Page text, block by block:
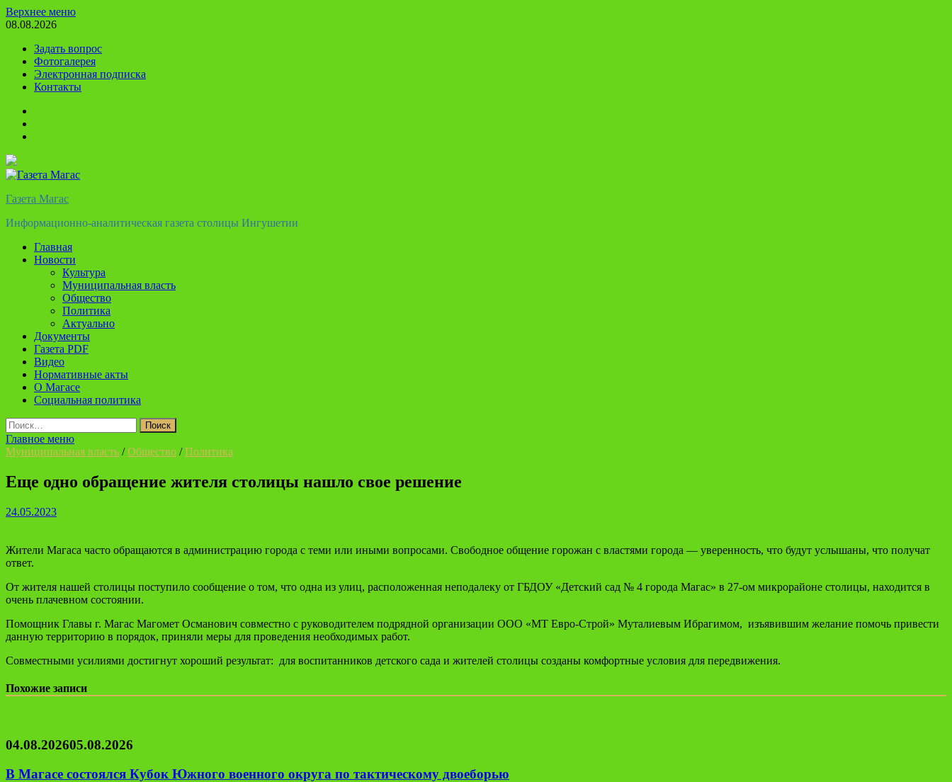
Перейти
к
Верхнее меню
08.08.2026
Задать вопрос
Фотогалерея
Электронная подписка
Контакты
Газета Магас
Информационно-аналитическая газета столицы Ингушетии
Главная
Новости
Культура
Муниципальная власть
Общество
Политика
Актуально
Документы
Газета PDF
Видео
Нормативные акты
О Магасе
Социальная политика
Найти:
Главное меню
Муниципальная власть /Общество /Политика
Еще одно обращение жителя столицы нашло свое решение
24.05.2023
Жители Магаса часто обращаются в администрацию города с теми или иными вопросами. Свободное общение горожан с властями города — уверенность, что будут услышаны, что получат
ответ.
От жителя нашей столицы поступило сообщение о том, что одна из улиц, расположенная неподалеку от ГБДОУ «Детский сад № 4 города Магас» в 27-ом микрорайоне столицы, находится в
очень плачевном состоянии.
Помощник Главы г. Магас Магомет Османович совместно с руководителем подрядной организации ООО «МТ Евро-Строй» Муталиевым Ибрагимом, изъявившим желание помочь привести
данную территорию в порядок, приняли меры для проведения необходимых работ.
Совместными усилиями достигнут хороший результат: для воспитанников детского сада и жителей столицы созданы комфортные условия для передвижения.
Похожие записи
04.08.202605.08.2026
В Магасе состоялся Кубок Южного военного округа по тактическому двоеборью